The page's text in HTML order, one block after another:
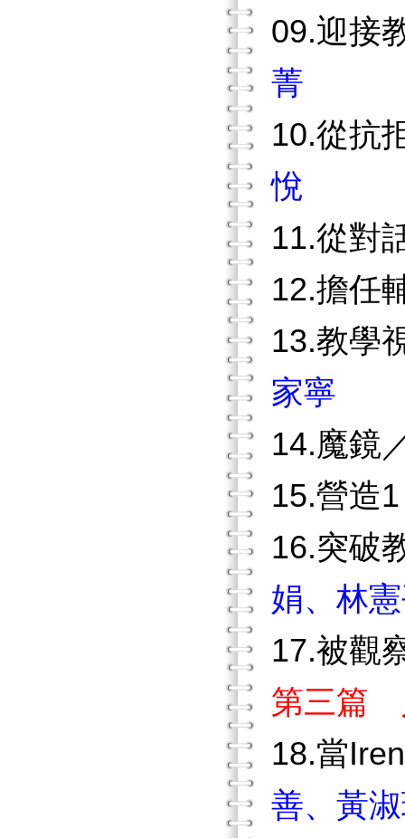
09.迎接
菁
10.從抗
悅
11.從對
12.擔任
13.教學
家寧
14.魔鏡
15.營造
16.突破
娟、林
17.被觀
第三篇
18.當
善、黃